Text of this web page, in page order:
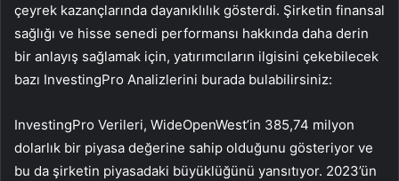
çeyrek kazançlarında dayanıklılık gösterdi. Şirketin finansal
sağlığı ve hisse senedi performansı hakkında daha derin
bir anlayış sağlamak için, yatırımcıların ilgisini çekebilecek
bazı InvestingPro Analizlerini burada bulabilirsiniz:
InvestingPro Verileri, WideOpenWest’in 385,74 milyon
dolarlık bir piyasa değerine sahip olduğunu gösteriyor ve
bu da şirketin piyasadaki büyüklüğünü yansıtıyor. 2023’ün